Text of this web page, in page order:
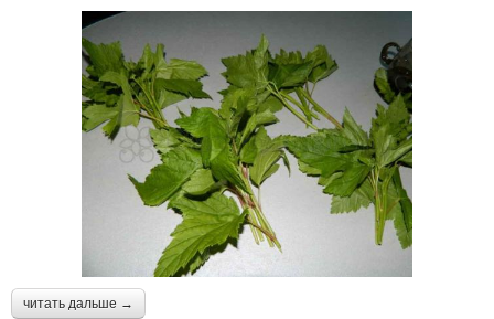
читать дальше →